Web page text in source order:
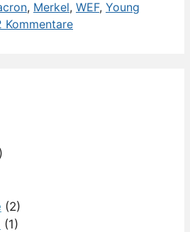
, Merkel, WEF, Young
Kommentare
(2)
(1)